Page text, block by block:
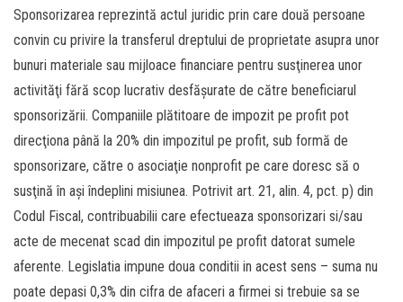
Sponsorizarea reprezintă actul juridic prin care două persoane
convin cu privire la transferul dreptului de proprietate asupra unor
bunuri materiale sau mijloace financiare pentru susţinerea unor
activităţi fără scop lucrativ desfăşurate de către beneficiarul
sponsorizării. Companiile plătitoare de impozit pe profit pot
direcţiona până la 20% din impozitul pe profit, sub formă de
sponsorizare, către o asociaţie non­profit pe care doresc să o
susţină în a­şi îndeplini misiunea. Potrivit art. 21, alin. 4, pct. p) din
Codul Fiscal, contribuabilii care efectueaza sponsorizari si/sau
acte de mecenat scad din impozitul pe profit datorat sumele
aferente. Legislatia impune doua conditii in acest sens – suma nu
poate depasi 0,3% din cifra de afaceri a firmei si trebuie sa se